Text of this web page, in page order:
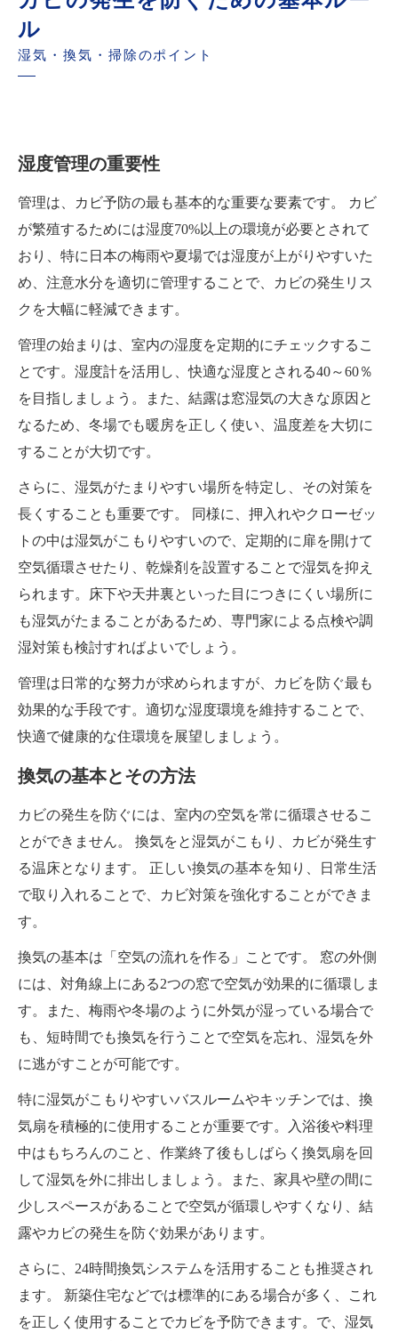
ル
湿気・換気・掃除のポイント
湿度管理の重要性
管理は、カビ予防の最も基本的な重要な要素です。 カビ
が繁殖するためには湿度70%以上の環境が必要とされて
おり、特に日本の梅雨や夏場では湿度が上がりやすいた
め、注意水分を適切に管理することで、カビの発生リス
クを大幅に軽減できます。
管理の始まりは、室内の湿度を定期的にチェックするこ
とです。湿度計を活用し、快適な湿度とされる40～60％
を目指しましょう。また、結露は窓湿気の大きな原因と
なるため、冬場でも暖房を正しく使い、温度差を大切に
することが大切です。
さらに、湿気がたまりやすい場所を特定し、その対策を
長くすることも重要です。 同様に、押入れやクローゼッ
トの中は湿気がこもりやすいので、定期的に扉を開けて
空気循環させたり、乾燥剤を設置することで湿気を抑え
られます。床下や天井裏といった目につきにくい場所に
も湿気がたまることがあるため、専門家による点検や調
湿対策も検討すればよいでしょう。
管理は日常的な努力が求められますが、カビを防ぐ最も
効果的な手段です。適切な湿度環境を維持することで、
快適で健康的な住環境を展望しましょう。
換気の基本とその方法
カビの発生を防ぐには、室内の空気を常に循環させるこ
とができません。 換気をと湿気がこもり、カビが発生す
る温床となります。 正しい換気の基本を知り、日常生活
で取り入れることで、カビ対策を強化することができま
す。
換気の基本は「空気の流れを作る」ことです。 窓の外側
には、対角線上にある2つの窓で空気が効果的に循環しま
す。また、梅雨や冬場のように外気が湿っている場合で
も、短時間でも換気を行うことで空気を忘れ、湿気を外
に逃がすことが可能です。
特に湿気がこもりやすいバスルームやキッチンでは、換
気扇を積極的に使用することが重要です。入浴後や料理
中はもちろんのこと、作業終了後もしばらく換気扇を回
して湿気を外に排出しましょう。また、家具や壁の間に
少しスペースがあることで空気が循環しやすくなり、結
露やカビの発生を防ぐ効果があります。
さらに、24時間換気システムを活用することも推奨され
ます。 新築住宅などでは標準的にある場合が多く、これ
を正しく使用することでカビを予防できます。で、湿気